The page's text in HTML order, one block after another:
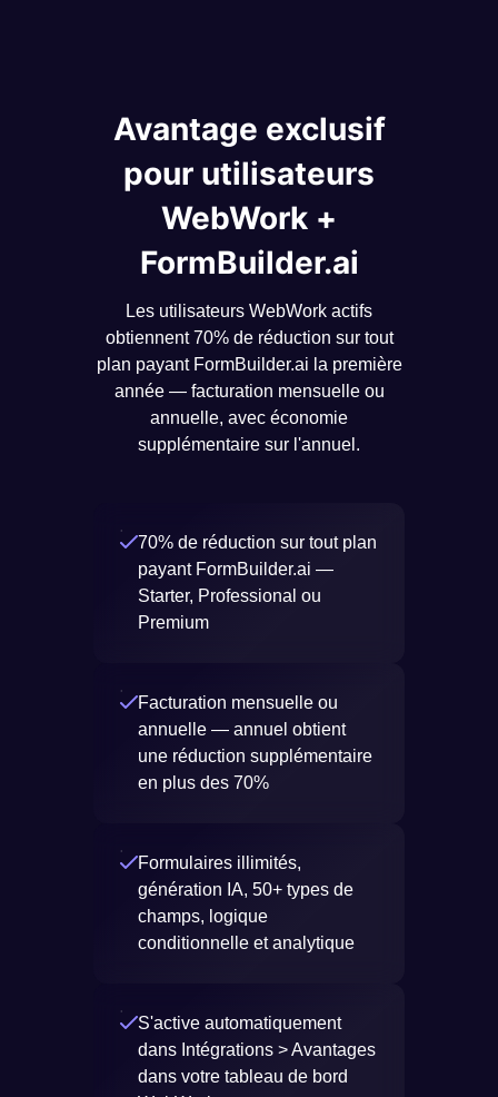
Avantage exclusif
pour utilisateurs
WebWork +
FormBuilder.ai
Les utilisateurs WebWork actifs
obtiennent 70% de réduction sur tout
plan payant FormBuilder.ai la première
année — facturation mensuelle ou
annuelle, avec économie
supplémentaire sur l'annuel.
70% de réduction sur tout plan
payant FormBuilder.ai —
Starter, Professional ou
Premium
Facturation mensuelle ou
annuelle — annuel obtient
une réduction supplémentaire
en plus des 70%
Formulaires illimités,
génération IA, 50+ types de
champs, logique
conditionnelle et analytique
S'active automatiquement
dans Intégrations > Avantages
dans votre tableau de bord